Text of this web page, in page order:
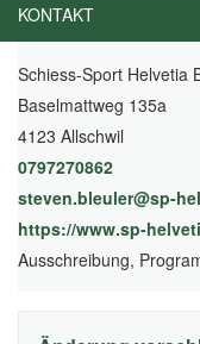
KONTAKT
Schiess-Sport Helvetia
Baselmattweg 135a
4123 Allschwil
0797270862
steven.bleuler@sp-
https://www.sp-
Ausschreibung,